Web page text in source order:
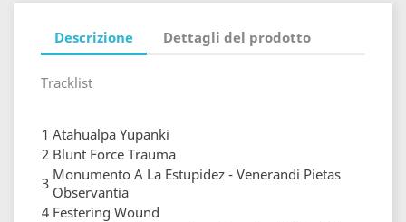
Descrizione Dettagli del prodotto
Tracklist
1 Atahualpa Yupanki
2 Blunt Force Trauma
3 Monumento A La Estupidez - Venerandi Pietas
Observantia
4 Festering Wound